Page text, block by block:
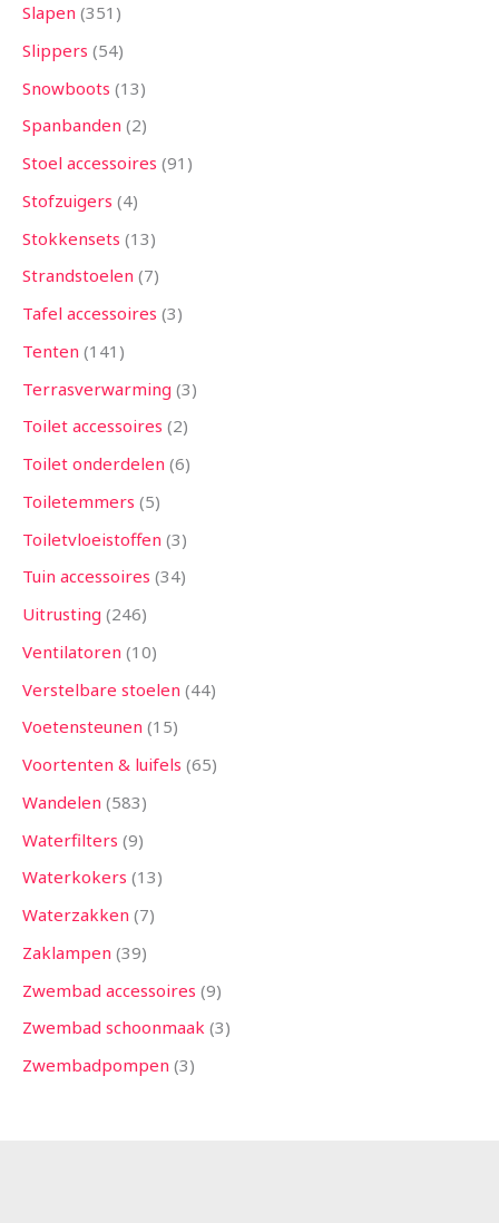
Slapen 351
Slippers 54
Snowboots 13
Spanbanden 2
Stoel accessoires 91
Stofzuigers 4
Stokkensets 13
Strandstoelen 7
Tafel accessoires 3
Tenten 141
Terrasverwarming 3
Toilet accessoires 2
Toilet onderdelen 6
Toiletemmers 5
Toiletvloeistoffen 3
Tuin accessoires 34
Uitrusting 246
Ventilatoren 10
Verstelbare stoelen 44
Voetensteunen 15
Voortenten & luifels 65
Wandelen 583
Waterfilters 9
Waterkokers 13
Waterzakken 7
Zaklampen 39
Zwembad accessoires 9
Zwembad schoonmaak 3
Zwembadpompen 3